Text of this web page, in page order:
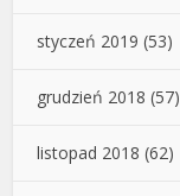
styczeń 2019 (53)
grudzień 2018 (57)
listopad 2018 (62)